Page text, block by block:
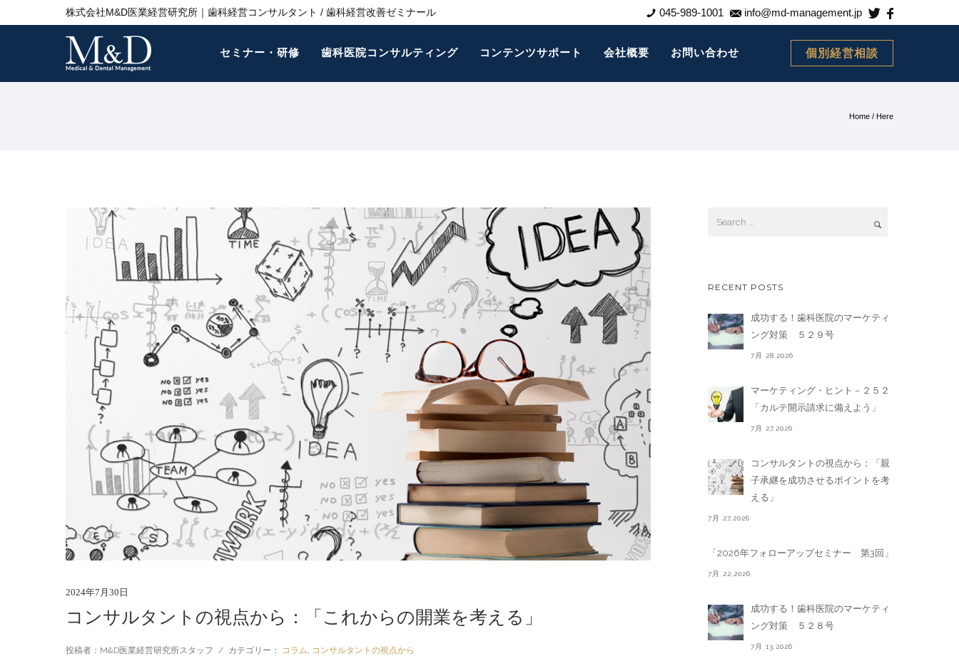
株式会社M&D医業経営研究所｜歯科経営コンサルタント / 歯科経営改善ゼミナール 045-989-1001 info@md-management.jp
個別経営相談
セミナー・研修 歯科医院コンサルティング コンテンツサポート 会社概要 お問い合わせ
Home / Here
2024年7月30日
コンサルタントの視点から：「これからの開業を考える」
投稿者：M&D医業経営研究所スタッフ / カテゴリー： コラム, コンサルタントの視点から
RECENT POSTS
成功する！歯科医院のマーケティ
ング対策 ５２９号
7月 28,2026
マーケティング・ヒント－２５２
「カルテ開示請求に備えよう」
7月 27,2026
コンサルタントの視点から：「親
子承継を成功させるポイントを考
える」
7月 27,2026
「2026年フォローアップセミナー 第3回」
7月 22,2026
成功する！歯科医院のマーケティ
ング対策 ５２８号
7月 13,2026